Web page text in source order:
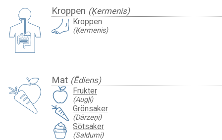
Kroppen (Ķermenis)
Kroppen
(Ķermenis)
Mat (Ēdiens)
Frukter
(Augļi)
Grönsaker
(Dārzeņi)
Sötsaker
(Saldumi)